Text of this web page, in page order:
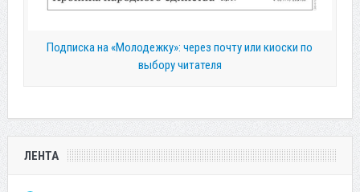
Подписка на «Молодежку»: через почту или киоски по
выбору читателя
ЛЕНТА